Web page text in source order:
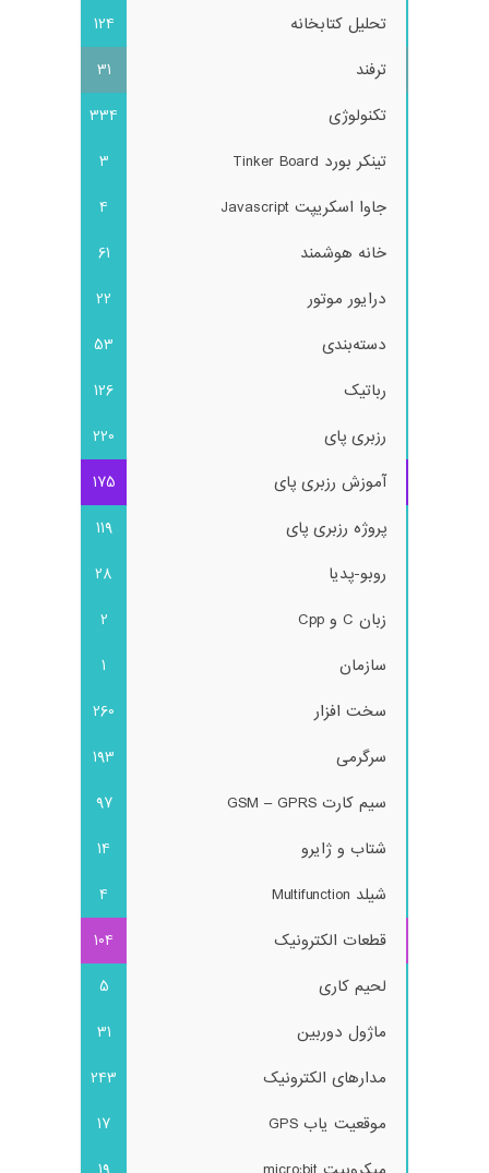
تحلیل کتابخانه
124
ترفند
31
تکنولوژی
334
تینکر بورد Tinker Board
3
جاوا اسکریپت Javascript
4
خانه هوشمند
61
درایور موتور
22
دسته‌بندی
53
رباتیک
126
رزبری پای
220
آموزش رزبری پای
175
پروژه رزبری پای
119
روبو-پدیا
28
زبان C و Cpp
2
سازمان
1
سخت افزار
260
سرگرمی
193
سیم کارت GSM – GPRS
97
شتاب و ژایرو
14
شیلد Multifunction
4
قطعات الکترونیک
104
لحیم کاری
5
ماژول دوربین
31
مدارهای الکترونیک
243
موقعیت یاب GPS
17